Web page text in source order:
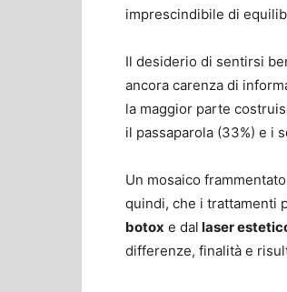
imprescindibile di
Il desiderio di sentirsi
ancora carenza di
la maggior parte
il passaparola (33%) e i
Un mosaico
quindi, che i trattamenti
botox e dal laser
differenze, finalità e